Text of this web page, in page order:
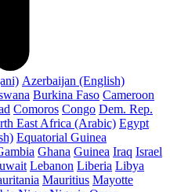
Azerbaijan (English)
Burkina Faso Cameroon
Comoros Congo Dem. Rep.
East Africa (Arabic) Egypt
Equatorial Guinea
Ghana Guinea Iraq Israel
Lebanon Liberia Libya
Mauritius Mayotte